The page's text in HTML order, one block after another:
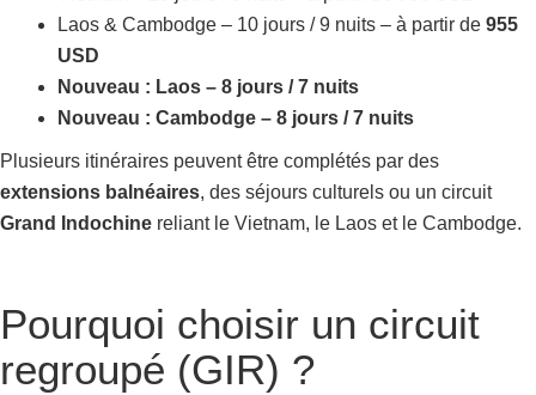
Laos & Cambodge – 10 jours / 9 nuits – à partir de 955
USD
Nouveau : Laos – 8 jours / 7 nuits
Nouveau : Cambodge – 8 jours / 7 nuits
Plusieurs itinéraires peuvent être complétés par des
extensions balnéaires, des séjours culturels ou un circuit
Grand Indochine reliant le Vietnam, le Laos et le Cambodge.
Pourquoi choisir un circuit
regroupé (GIR) ?